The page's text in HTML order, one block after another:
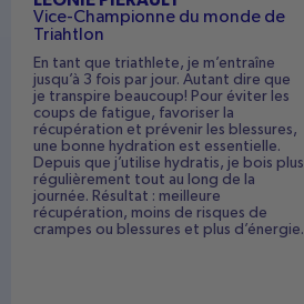
Vice-Championne du monde de
Triahtlon
En tant que triathlete, je m’entraîne
jusqu’à 3 fois par jour. Autant dire que
je transpire beaucoup! Pour éviter les
coups de fatigue, favoriser la
récupération et prévenir les blessures,
une bonne hydration est essentielle.
Depuis que j’utilise hydratis, je bois plus
régulièrement tout au long de la
journée. Résultat : meilleure
récupération, moins de risques de
crampes ou blessures et plus d’énergie.